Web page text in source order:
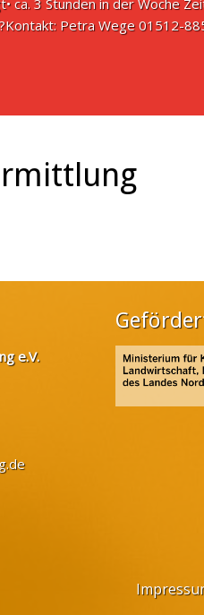
ca. 3 Stunden in der Woche
Petra Wege 01512-
e.V.